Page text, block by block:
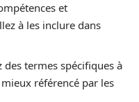
et
à les inclure dans
des termes spécifiques à
référencé par les